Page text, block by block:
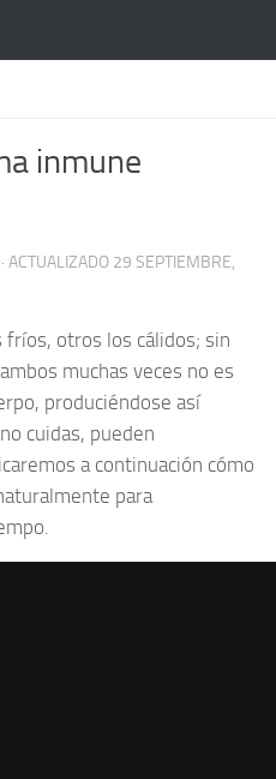
inmune
· ACTUALIZADO 29 SEPTIEMBRE,
fríos, otros los cálidos; sin
muchas veces no es
produciéndose así
cuidas, pueden
a continuación cómo
para